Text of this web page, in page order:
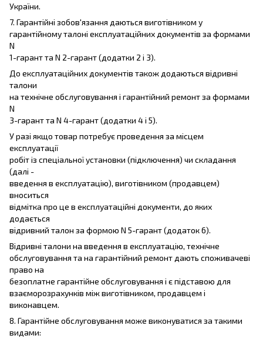
України.
7. Гарантійні зобов'язання даються виготівником у
гарантійному талоні експлуатаційних документів за формами
N
1-гарант та N 2-гарант (додатки 2 і 3).
До експлуатаційних документів також додаються відривні
талони
на технічне обслуговування і гарантійний ремонт за формами
N
3-гарант та N 4-гарант (додатки 4 і 5).
У разі якщо товар потребує проведення за місцем
експлуатації
робіт із спеціальної установки (підключення) чи складання
(далі -
введення в експлуатацію), виготівником (продавцем)
вноситься
відмітка про це в експлуатаційні документи, до яких
додається
відривний талон за формою N 5-гарант (додаток 6).
Відривні талони на введення в експлуатацію, технічне
обслуговування та на гарантійний ремонт дають споживачеві
право на
безоплатне гарантійне обслуговування і є підставою для
взаєморозрахунків між виготівником, продавцем і
виконавцем.
8. Гарантійне обслуговування може виконуватися за такими
видами: